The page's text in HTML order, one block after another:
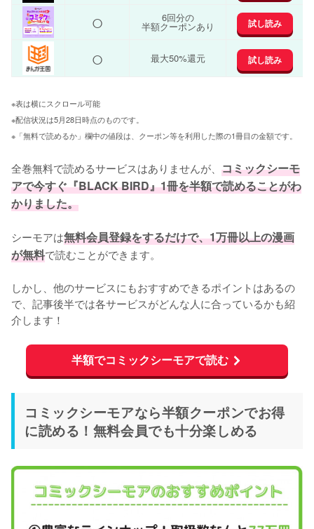
○ 6回分の
半額クーポンあり 試し読み
○ 最大50%還元 試し読み
※表は横にスクロール可能
※配信状況は5月28日時点のものです。
※「無料で読めるか」欄中の値段は、クーポン等を利用した際の1冊目の金額です。
全巻無料で読めるサービスはありませんが、 コミックシーモ
アで今すぐ『BLACK BIRD』1冊を半額で読めることがわ
かりました。
シーモアは無料会員登録をするだけで、1万冊以上の漫画
が無料で読むことができます。
しかし、他のサービスにもおすすめできるポイントはあるの
で、記事後半では各サービスがどんな人に合っているかも紹
介します！
半額でコミックシーモアで読む
コミックシーモアなら半額クーポンでお得
に読める！無料会員でも十分楽しめる